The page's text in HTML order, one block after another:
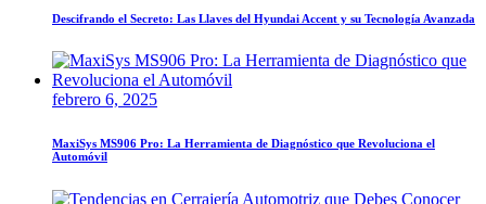
Descifrando el Secreto: Las Llaves del Hyundai Accent y su Tecnología Avanzada
febrero 6, 2025
MaxiSys MS906 Pro: La Herramienta de Diagnóstico que Revoluciona el
Automóvil